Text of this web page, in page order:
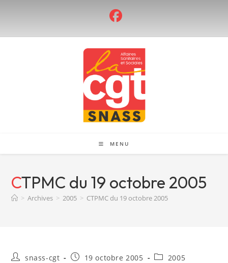
MENU
CTPMC du 19 octobre 2005
> Archives > 2005 > CTPMC du 19 octobre 2005
Auteur/autrice
snass-cgt
Publication
19 octobre 2005
Post2005